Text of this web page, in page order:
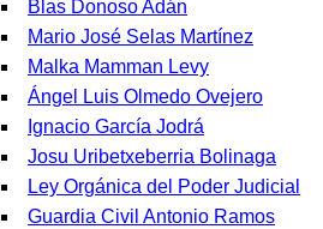
Blas Donoso Adán
Mario José Selas Martínez
Malka Mamman Levy
Ángel Luis Olmedo Ovejero
Ignacio García Jodrá
Josu Uribetxeberria Bolinaga
Ley Orgánica del Poder Judicial
Guardia Civil Antonio Ramos